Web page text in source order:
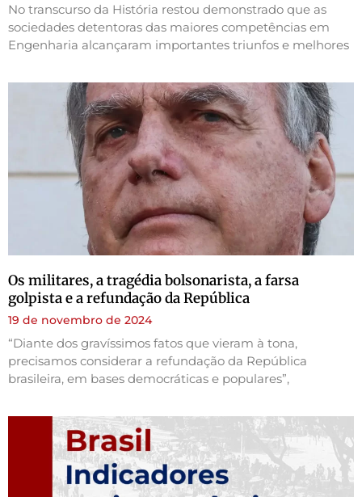
No transcurso da História restou demonstrado que as
sociedades detentoras das maiores competências em
Engenharia alcançaram importantes triunfos e melhores
Os militares, a tragédia bolsonarista, a farsa
golpista e a refundação da República
19 de novembro de 2024
“Diante dos gravíssimos fatos que vieram à tona,
precisamos considerar a refundação da República
brasileira, em bases democráticas e populares”,